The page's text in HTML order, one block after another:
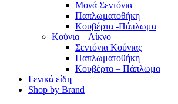
Μονά Σεντόνια
Παπλωματοθήκη
Κουβέρτα -Πάπλωμα
Κούνια – Λίκνο
Σεντόνια Κούνιας
Παπλωματοθήκη
Κουβέρτα – Πάπλωμα
Γενικά είδη
Shop by Brand